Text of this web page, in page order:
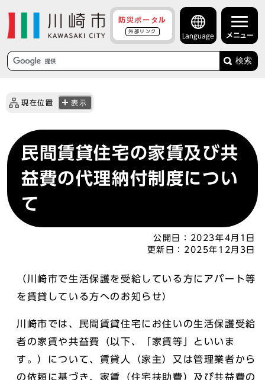
防災ポータル
外部リンク
Language メニュー
検索
現在位置 表示
民間賃貸住宅の家賃及び共
益費の代理納付制度につい
て
公開日：
2023年4月1日
更新日： 2025年12月3日
（川崎市で生活保護を受給している方にアパート等
を賃貸している方へのお知らせ）
川崎市では、民間賃貸住宅にお住いの生活保護受給
者の家賃や共益費（以下、「家賃等」といいま
す。）について、賃貸人（家主）又は管理業者から
の依頼に基づき、家賃（住宅扶助費）及び共益費の